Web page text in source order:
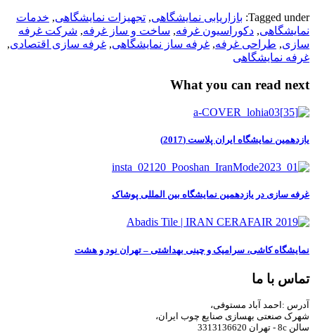
Tagged under: بازاریابی نمایشگاهی, تجهیزات نمایشگاهی, خدمات
نمایشگاهی, دکوراسیون غرفه, ساخت و ساز غرفه, شرکت غرفه
سازی, طراحی غرفه, غرفه ساز نمایشگاهی, غرفه سازی اقتصادی,
غرفه نمایشگاهی
What you can read next
یازدهمین نمایشگاه ایران پلاست (2017)
غرفه سازی در یازدهمین نمایشگاه بین المللی پوشاک
نمایشگاه کاشی، سرامیک و چینی بهداشتی – تهران نود و هشت
تماس با ما
آدرس :احمد آباد مستوفی،
شهرک صنعتی بهسازی صنایع چوب ایران،
سالن 8c - تهران 3313136620